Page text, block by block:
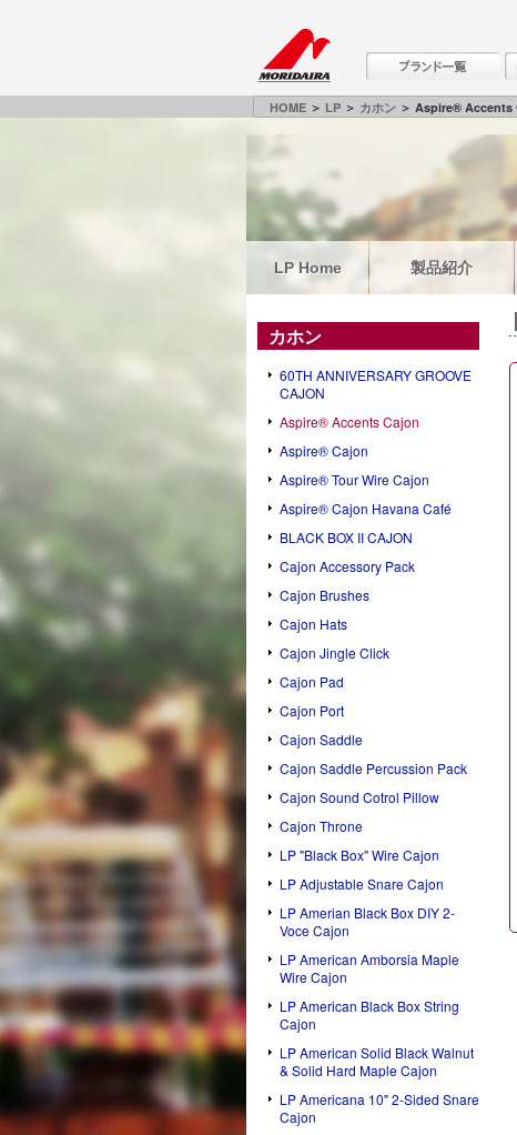
HOME＞ LP＞ カホン＞ Aspire® Accents
LP Home 製品紹介
カホン
60TH ANNIVERSARY GROOVE
CAJON
Aspire® Accents Cajon
Aspire® Cajon
Aspire® Tour Wire Cajon
Aspire® Cajon Havana Café
BLACK BOX II CAJON
Cajon Accessory Pack
Cajon Brushes
Cajon Hats
Cajon Jingle Click
Cajon Pad
Cajon Port
Cajon Saddle
Cajon Saddle Percussion Pack
Cajon Sound Cotrol Pillow
Cajon Throne
LP "Black Box" Wire Cajon
LP Adjustable Snare Cajon
LP Amerian Black Box DIY 2-
Voce Cajon
LP American Amborsia Maple
Wire Cajon
LP American Black Box String
Cajon
LP American Solid Black Walnut
& Solid Hard Maple Cajon
LP Americana 10" 2-Sided Snare
Cajon